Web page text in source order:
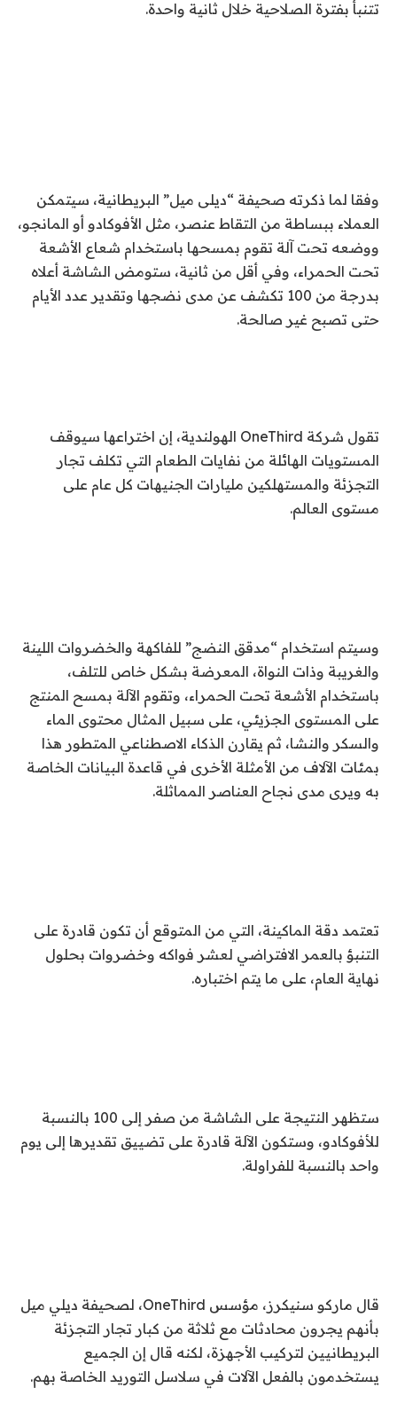
تتنبأ بفترة الصلاحية خلال ثانية واحدة.
وفقا لما ذكرته صحيفة “ديلى ميل” البريطانية، سيتمكن
العملاء ببساطة من التقاط عنصر، مثل الأفوكادو أو المانجو،
ووضعه تحت آلة تقوم بمسحها باستخدام شعاع الأشعة
تحت الحمراء، وفي أقل من ثانية، ستومض الشاشة أعلاه
بدرجة من 100 تكشف عن مدى نضجها وتقدير عدد الأيام
حتى تصبح غير صالحة.
تقول شركة OneThird الهولندية، إن اختراعها سيوقف
المستويات الهائلة من نفايات الطعام التي تكلف تجار
التجزئة والمستهلكين مليارات الجنيهات كل عام على
مستوى العالم.
وسيتم استخدام “مدقق النضج” للفاكهة والخضروات اللينة
والغريبة وذات النواة، المعرضة بشكل خاص للتلف،
باستخدام الأشعة تحت الحمراء، وتقوم الآلة بمسح المنتج
على المستوى الجزيئي، على سبيل المثال محتوى الماء
والسكر والنشا، ثم يقارن الذكاء الاصطناعي المتطور هذا
بمئات الآلاف من الأمثلة الأخرى في قاعدة البيانات الخاصة
به ويرى مدى نجاح العناصر المماثلة.
تعتمد دقة الماكينة، التي من المتوقع أن تكون قادرة على
التنبؤ بالعمر الافتراضي لعشر فواكه وخضروات بحلول
نهاية العام، على ما يتم اختباره.
ستظهر النتيجة على الشاشة من صفر إلى 100 بالنسبة
للأفوكادو، وستكون الآلة قادرة على تضييق تقديرها إلى يوم
واحد بالنسبة للفراولة.
قال ماركو سنيكرز، مؤسس OneThird، لصحيفة ديلي ميل
بأنهم يجرون محادثات مع ثلاثة من كبار تجار التجزئة
البريطانيين لتركيب الأجهزة، لكنه قال إن الجميع
يستخدمون بالفعل الآلات في سلاسل التوريد الخاصة بهم.